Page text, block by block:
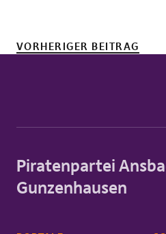
VORHERIGER BEITRAG
Piratenpartei
Gunzenhausen